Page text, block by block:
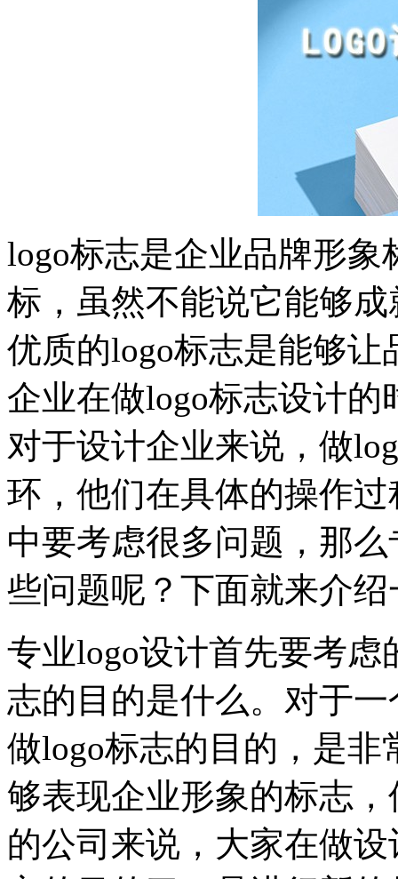
logo标志是企业品牌形
标，虽然不能说它能够
优质的logo标志是能够
企业在做logo标志设计
对于设计企业来说，做
环，他们在具体的操作
中要考虑很多问题，那么
些问题呢？下面就来介绍
专业logo设计首先要考
志的目的是什么。对于
做logo标志的目的，是
够表现企业形象的标志
的公司来说，大家在做